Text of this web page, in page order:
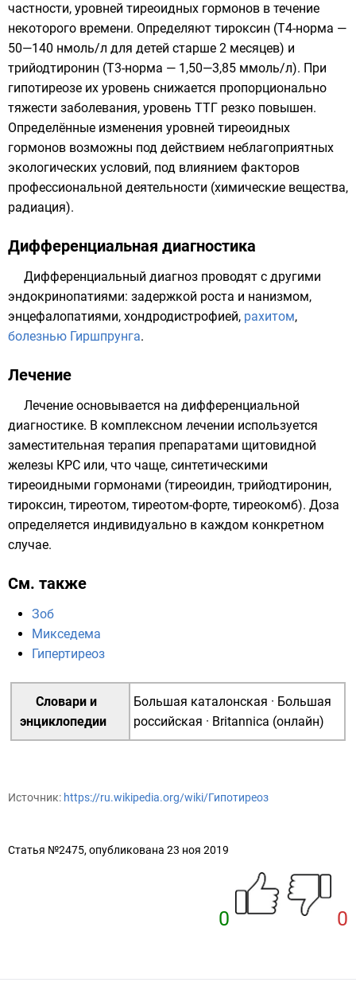
частности, уровней тиреоидных гормонов в течение
некоторого времени. Определяют тироксин (Т4-норма —
50—140 нмоль/л для детей старше 2 месяцев) и
трийодтиронин (T3-норма — 1,50—3,85 ммоль/л). При
гипотиреозе их уровень снижается пропорционально
тяжести заболевания, уровень ТТГ резко повышен.
Определённые изменения уровней тиреоидных
гормонов возможны под действием неблагоприятных
экологических условий, под влиянием факторов
профессиональной деятельности (химические вещества,
радиация).
Дифференциальная диагностика
Дифференциальный диагноз проводят с другими
эндокринопатиями: задержкой роста и нанизмом,
энцефалопатиями, хондродистрофией, рахитом,
болезнью Гиршпрунга.
Лечение
Лечение основывается на дифференциальной
диагностике. В комплексном лечении используется
заместительная терапия препаратами щитовидной
железы КРС или, что чаще, синтетическими
тиреоидными гормонами (тиреоидин, трийодтиронин,
тироксин, тиреотом, тиреотом-форте, тиреокомб). Доза
определяется индивидуально в каждом конкретном
случае.
См. также
Зоб
Микседема
Гипертиреоз
Словари и
энциклопедии
Большая каталонская · Большая
российская · Britannica (онлайн)
Источник: https://ru.wikipedia.org/wiki/Гипотиреоз
Статья №2475, опубликована 23 ноя 2019
0 0